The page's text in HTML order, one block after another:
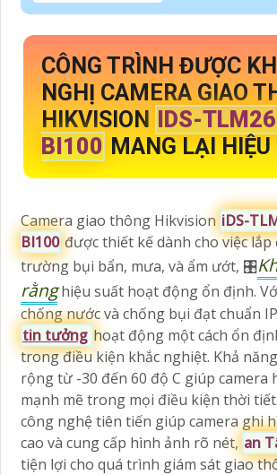
CÔNG TRÌNH ĐƯỢC
NGHỊ CAMERA GIAO
HIKVISION IDS-
BI100 MANG LẠI HIỆU
Camera giao thông Hikvision iDS-
BI100 được thiết kế dành cho việc
trường bụi bẩn, mưa, và ẩm ướt, 🎛
rằnghiệu suất hoạt động ổn định.
chống nước và chống bụi đạt chuẩn
tin tưởng hoạt động một cách ổn
trong điều kiện khắc nghiệt. Khả
rộng từ -30 đến 60 độ C giúp camera
mạnh mẽ trong mọi điều kiện thời
công nghệ tiên tiến giúp camera ghi
cao và cung cấp hình ảnh rõ nét, an
tiện lợi cho quá trình giám sát giao